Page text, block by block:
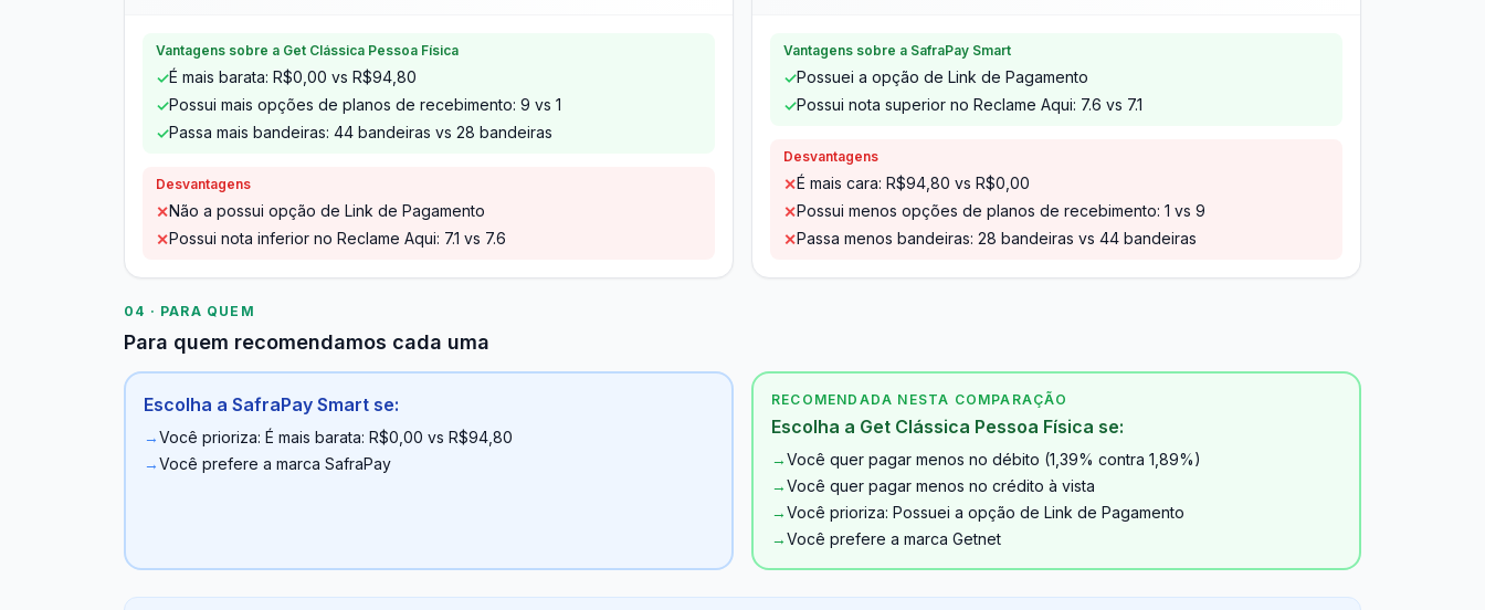
Vantagens sobre a Get Clássica Pessoa Física
✓É mais barata: R$0,00 vs R$94,80
✓Possui mais opções de planos de recebimento: 9 vs 1
✓Passa mais bandeiras: 44 bandeiras vs 28 bandeiras
Desvantagens
✕Não a possui opção de Link de Pagamento
✕Possui nota inferior no Reclame Aqui: 7.1 vs 7.6
Vantagens sobre a SafraPay Smart
✓Possuei a opção de Link de Pagamento
✓Possui nota superior no Reclame Aqui: 7.6 vs 7.1
Desvantagens
✕É mais cara: R$94,80 vs R$0,00
✕Possui menos opções de planos de recebimento: 1 vs 9
✕Passa menos bandeiras: 28 bandeiras vs 44 bandeiras
04 · PARA QUEM
Para quem recomendamos cada uma
Escolha a SafraPay Smart se:
→Você prioriza: É mais barata: R$0,00 vs R$94,80
→Você prefere a marca SafraPay
RECOMENDADA NESTA COMPARAÇÃO
Escolha a Get Clássica Pessoa Física se:
→Você quer pagar menos no débito (1,39% contra 1,89%)
→Você quer pagar menos no crédito à vista
→Você prioriza: Possuei a opção de Link de Pagamento
→Você prefere a marca Getnet